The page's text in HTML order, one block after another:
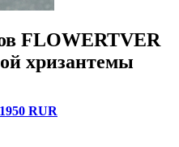
FLOWERTVER
хризантемы
RUR